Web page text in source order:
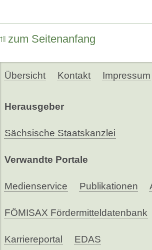
zum Seitenanfang
Übersicht Kontakt Impressum
Herausgeber
Sächsische Staatskanzlei
Verwandte Portale
Medienservice Publikationen
FÖMISAX Fördermitteldatenbank
Karriereportal EDAS